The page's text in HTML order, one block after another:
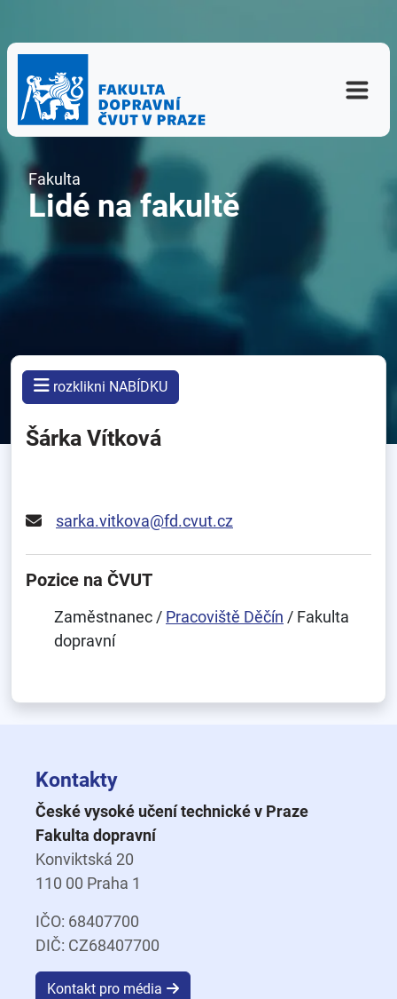
Fakulta
Lidé na fakultě
rozklikni NABÍDKU
Šárka Vítková
sarka.vitkova@fd.cvut.cz
Pozice na ČVUT
Zaměstnanec / Pracoviště Děčín / Fakulta
dopravní
Kontakty
České vysoké učení technické v Praze
Fakulta dopravní
Konviktská 20
110 00 Praha 1
IČO: 68407700
DIČ: CZ68407700
Kontakt pro média